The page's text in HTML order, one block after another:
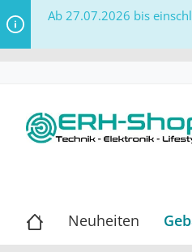
Ab 27.07.2026 bis
Neuheiten